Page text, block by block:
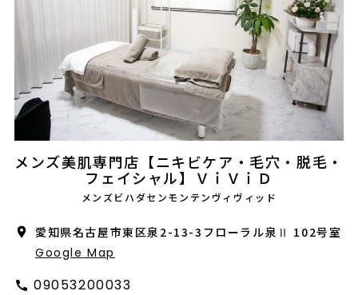
サロン検索
よくあるご質問
認定インストラクター・トレーナー紹介
コラム
採用情報
メンズ美肌専門店【ニキビケア・毛穴・脱毛・
フェイシャル】ＶｉＶｉＤ
メンズビハダセンモンテンヴィヴィッド
愛知県名古屋市東区泉2-13-3フローラル泉Ⅱ 102号室
Google Map
09053200033